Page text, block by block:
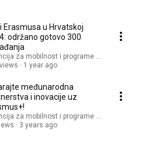
Erasmusa u Hrvatskoj
održano gotovo 300
za mobilnost i programe Europske
1 year ago
međunarodna
i inovacije uz
za mobilnost i programe Europske
3 years ago